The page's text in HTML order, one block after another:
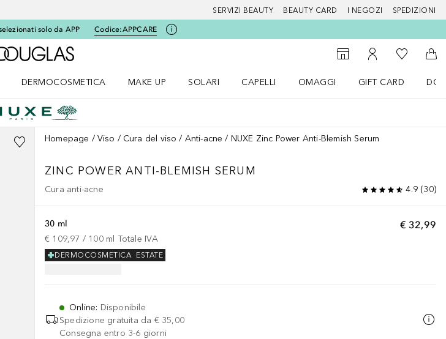
SERVIZI BEAUTY BEAUTY CARD I NEGOZI SPEDIZIONI
solo da APP Codice:APPCARE
A Douglas Home
StorefinderAl Mio Account
Alla Mia
Al
DERMOCOSMETICA
MAKE UP
SOLARI
CAPELLI
OMAGGI
GIFT CARD
Homepage Viso Cura del viso Anti-acne NUXE Zinc Power Anti-Blemish Serum
ZINC POWER ANTI-BLEMISH SERUM
Cura anti-acne 4.9(30)
€ 32,99
30 ml
€ 109,97 / 100 ml Totale IVA
ESTATE
DERMOCOSMETICA
Online: Disponibile
Spedizione gratuita da € 35,00
Consegna entro 3-6 giorni